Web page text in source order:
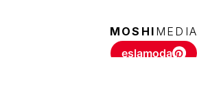
MOSHI MEDIA
eslamoda